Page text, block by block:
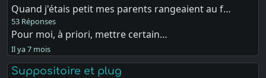
Quand j'étais petit mes parents rangeaient au f…
53 Réponses
Pour moi, à priori, mettre certain…
Il ya 7 mois
Suppositoire et plug